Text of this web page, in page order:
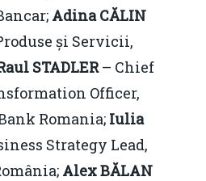
Adina CĂLIN
și Servicii,
STADLER– Chief
Officer,
Romania; Iulia
Strategy Lead,
Alex BĂLAN